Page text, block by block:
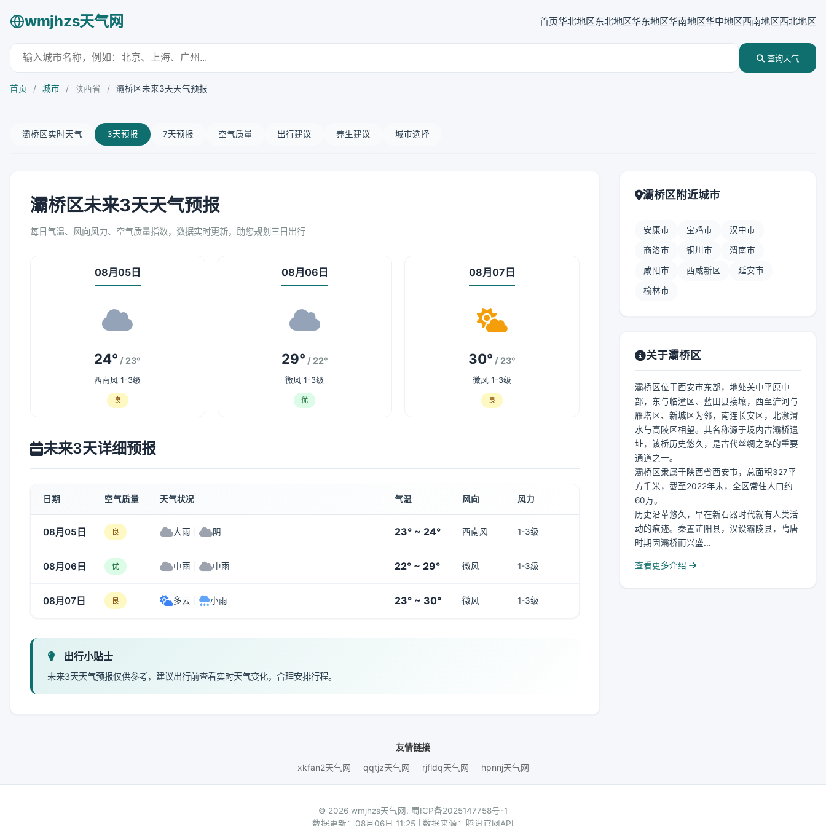
wmjhzs天气网 首页华北地区东北地区华东地区华南地区华中地区西南地区西北地区
查询天气
首页 / 城市 / 陕西省 / 灞桥区未来3天天气预报
灞桥区实时天气 3天预报 7天预报 空气质量 出行建议 养生建议 城市选择
灞桥区未来3天天气预报
每日气温、风向风力、空气质量指数，数据实时更新，助您规划三日出行
08月05日
24° / 23°
西南风 1-3级
良
08月06日
29° / 22°
微风 1-3级
优
08月07日
30° / 23°
微风 1-3级
良
未来3天详细预报
日期 空气质量 天气状况 气温 风向 风力
08月05日 良 大雨 阴 23° ~ 24° 西南风 1-3级
08月06日 优 中雨 中雨 22° ~ 29° 微风 1-3级
08月07日 良 多云 小雨 23° ~ 30° 微风 1-3级
出行小贴士
未来3天天气预报仅供参考，建议出行前查看实时天气变化，合理安排行程。
灞桥区附近城市
安康市 宝鸡市 汉中市
商洛市 铜川市 渭南市
咸阳市 西咸新区 延安市
榆林市
关于灞桥区
灞桥区位于西安市东部，地处关中平原中
部，东与临潼区、蓝田县接壤，西至浐河与
雁塔区、新城区为邻，南连长安区，北濒渭
水与高陵区相望。其名称源于境内古灞桥遗
址，该桥历史悠久，是古代丝绸之路的重要
通道之一。
灞桥区隶属于陕西省西安市，总面积327平
方千米，截至2022年末，全区常住人口约
60万。
历史沿革悠久，早在新石器时代就有人类活
动的痕迹。秦置芷阳县，汉设霸陵县，隋唐
时期因灞桥而兴盛...
查看更多介绍
友情链接
xkfan2天气网
qqtjz天气网 rjfldq天气网 hpnnj天气网
© 2026 wmjhzs天气网. 蜀ICP备2025147758号-1
数据更新：08月06日 11:25 | 数据来源：腾讯官网API